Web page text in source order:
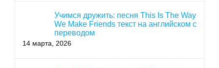
Учимся дружить: песня This Is The Way
We Make Friends текст на английском с
переводом
14 марта, 2026